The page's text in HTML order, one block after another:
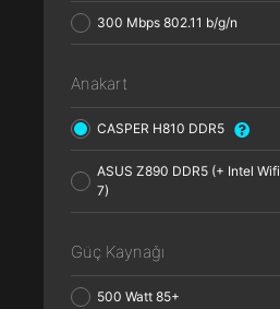
300 Mbps 802.11 b/g/n
Anakart
CASPER H810 DDR5
ASUS Z890 DDR5 (+ Intel Wifi
7)
Güç Kaynağı
500 Watt 85+